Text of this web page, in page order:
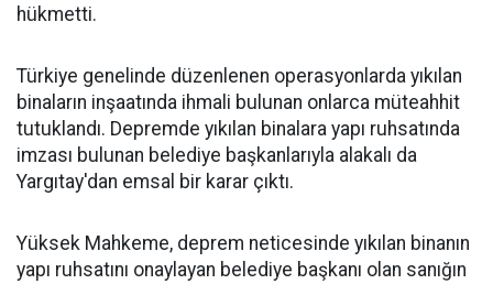
hükmetti.
Türkiye genelinde düzenlenen operasyonlarda yıkılan
binaların inşaatında ihmali bulunan onlarca müteahhit
tutuklandı. Depremde yıkılan binalara yapı ruhsatında
imzası bulunan belediye başkanlarıyla alakalı da
Yargıtay'dan emsal bir karar çıktı.
Yüksek Mahkeme, deprem neticesinde yıkılan binanın
yapı ruhsatını onaylayan belediye başkanı olan sanığın